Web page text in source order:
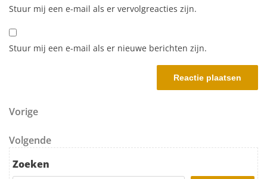
Stuur mij een e-mail als er vervolgreacties zijn.
Stuur mij een e-mail als er nieuwe berichten zijn.
Berichtnavigatie
Vorig bericht
Vorige
Volgend bericht
Volgende
Zoeken